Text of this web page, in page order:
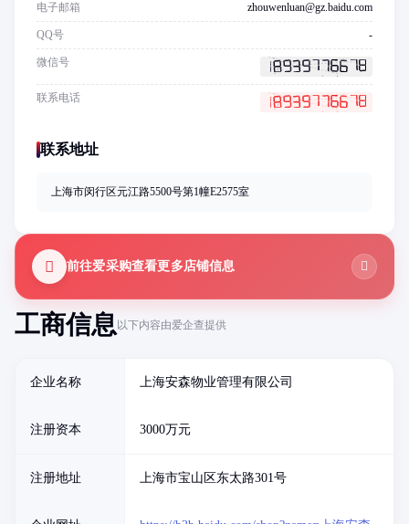
工商信息以下内容由爱企查提供
企业名称 上海安森物业管理有限公司
注册资本 3000万元
注册地址 上海市宝山区东太路301号
电子邮箱 zhouwenluan@gz.baidu.com
QQ号 -
微信号
联系电话
联系地址
上海市闵行区元江路5500号第1幢E2575室
前往爱采购查看更多店铺信息